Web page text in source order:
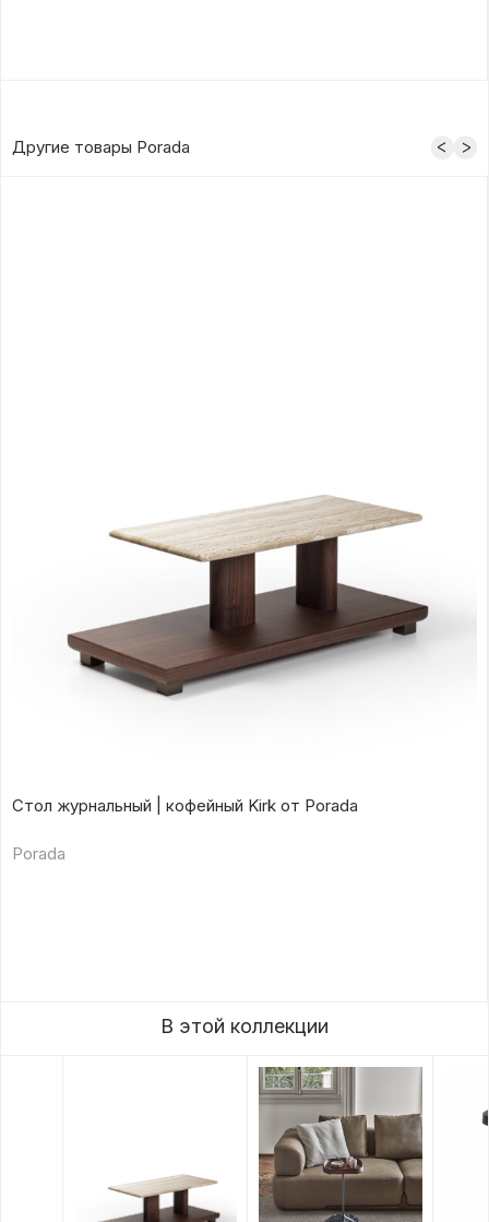
Другие товары Porada
Стол журнальный | кофейный Kirk от Porada
Porada
В этой коллекции